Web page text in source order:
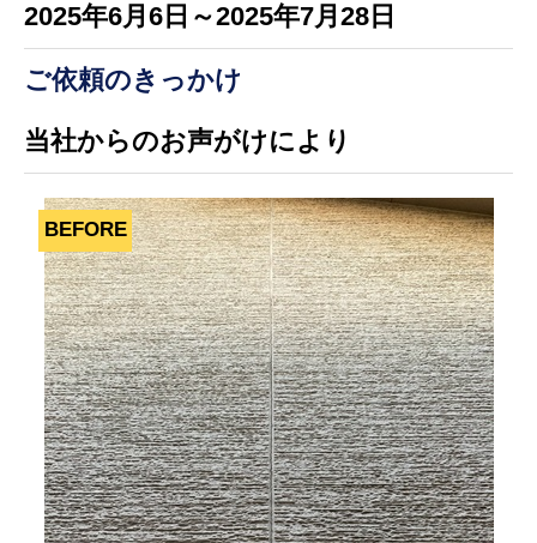
2025年6月6日～2025年7月28日
ご依頼のきっかけ
当社からのお声がけにより